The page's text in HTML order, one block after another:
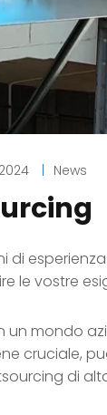
News
di
le vostre
un mondo
cruciale,
di